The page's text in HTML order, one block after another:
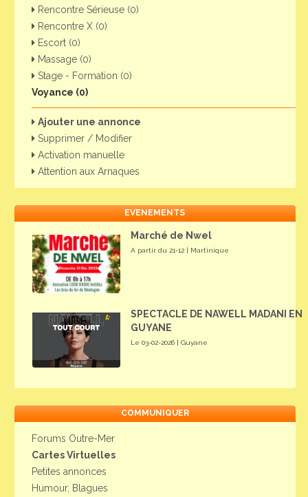
Rencontre Sérieuse (0)
Rencontre X (0)
Escort (0)
Massage (0)
Stage - Formation (0)
Voyance (0)
Ajouter une annonce
Supprimer / Modifier
Activation manuelle
Attention aux Arnaques
EVENEMENTS
Marché de Nwel
A partir du 21-12 | Martinique
SPECTACLE DE NAWELL MADANI EN
GUYANE
Le 03-02-2026 | Guyane
COMMUNIQUER
Forums Outre-Mer
Cartes Virtuelles
Petites annonces
Humour, Blagues